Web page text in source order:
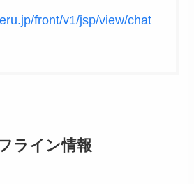
front/v1/jsp/view/chat
ライン情報